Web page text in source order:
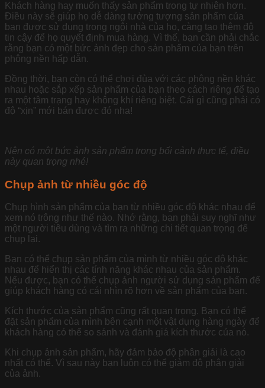
Khách hàng hay muốn thấy sản phẩm trong tự nhiên hơn.
Điều này sẽ giúp họ dễ dàng tưởng tượng sản phẩm của
bạn được sử dụng trong ngôi nhà của họ, càng tạo thêm độ
tin cậy để họ quyết định mua hàng. Vì thế, bạn cần phải chắc
rằng bạn có một bức ảnh đẹp cho sản phẩm của bạn trên
phông nền hấp dẫn.
Đồng thời, bạn còn có thể chơi đùa với các phông nền khác
nhau hoặc sắp xếp sản phẩm của bạn theo cách riêng để tạo
ra một tâm trạng hay không khí riêng biệt. Cái gì cũng phải có
độ “xịn” mới bán được đó nha!
Nên có một bức ảnh sản phẩm trong bối cảnh thực tế, điều
này quan trọng nhé!
Chụp ảnh từ nhiều góc độ
Chụp hình sản phẩm của bạn từ nhiều góc độ khác nhau để
xem nó trông như thế nào. Nhớ rằng, bạn phải suy nghĩ như
một người tiêu dùng và tìm ra những chi tiết quan trọng để
chụp lại.
Bạn có thể chụp sản phẩm của mình từ nhiều góc độ khác
nhau để hiển thị các tính năng khác nhau của sản phẩm.
Nếu được, bạn có thể chụp ảnh người sử dụng sản phẩm để
giúp khách hàng có cái nhìn rõ hơn về sản phẩm của bạn.
Kích thước của sản phẩm cũng rất quan trọng. Bạn có thể
đặt sản phẩm của mình bên cạnh một vật dụng hàng ngày để
khách hàng có thể so sánh và đánh giá kích thước của nó.
Khi chụp ảnh sản phẩm, hãy đảm bảo độ phân giải là cao
nhất có thể. Vì sau này bạn luôn có thể giảm độ phân giải
của ảnh.